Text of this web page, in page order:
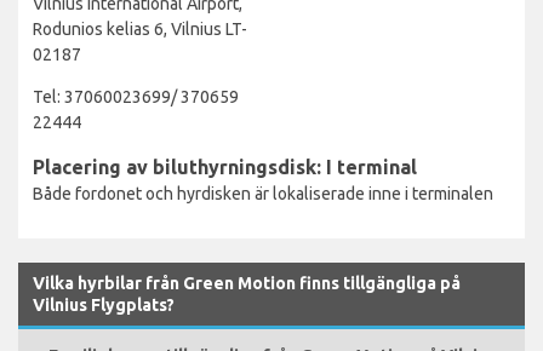
Rodunios kelias 6, Vilnius LT-
02187
Tel: 37060023699/ 370659
22444
Placering av biluthyrningsdisk: I terminal
Både fordonet och hyrdisken är lokaliserade inne i terminalen
Vilka hyrbilar från Green Motion finns tillgängliga på
Vilnius Flygplats?